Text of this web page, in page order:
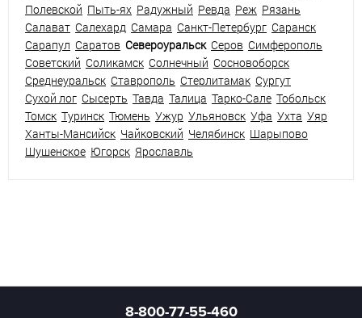
Полевской Пыть-ях Радужный Ревда Реж Рязань
Салават Салехард Самара Санкт-Петербург Саранск
Сарапул Саратов Североуральск Серов Симферополь
Советский Соликамск Солнечный Сосновоборск
Среднеуральск Ставрополь Стерлитамак Сургут
Сухой лог Сысерть Тавда Талица Тарко-Сале Тобольск
Томск Туринск Тюмень Ужур Ульяновск Уфа Ухта Уяр
Ханты-Мансийск Чайковский Челябинск Шарыпово
Шушенское Югорск Ярославль
8-800-77-55-460